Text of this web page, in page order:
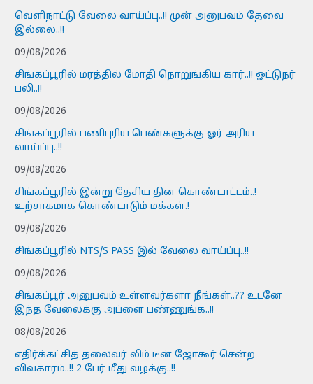
வெளிநாட்டு வேலை வாய்ப்பு..!! முன் அனுபவம் தேவை
இல்லை..!!
09/08/2026
சிங்கப்பூரில் மரத்தில் மோதி நொறுங்கிய கார்..!! ஓட்டுநர்
பலி..!!
09/08/2026
சிங்கப்பூரில் பணிபுரிய பெண்களுக்கு ஓர் அரிய
வாய்ப்பு..!!
09/08/2026
சிங்கப்பூரில் இன்று தேசிய தின கொண்டாட்டம்..!
உற்சாகமாக கொண்டாடும் மக்கள்.!
09/08/2026
சிங்கப்பூரில் NTS/S PASS இல் வேலை வாய்ப்பு..!!
09/08/2026
சிங்கப்பூர் அனுபவம் உள்ளவர்களா நீங்கள்..?? உடனே
இந்த வேலைக்கு அப்ளை பண்ணுங்க..!!
08/08/2026
எதிர்க்கட்சித் தலைவர் லிம் டீன் ஜோகூர் சென்ற
விவகாரம்..!! 2 பேர் மீது வழக்கு..!!